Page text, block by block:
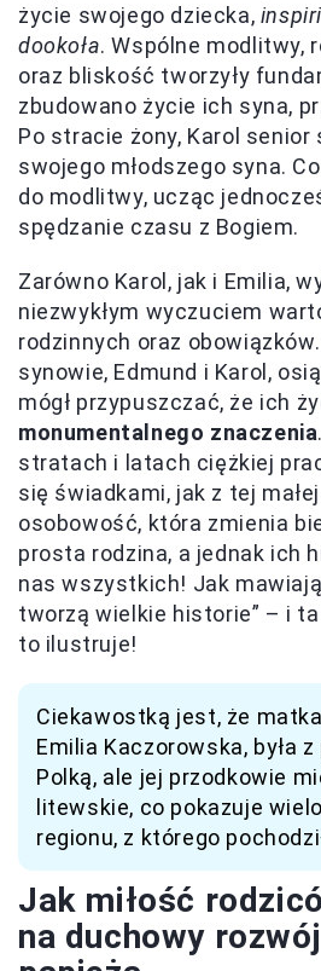
życie swojego dziecka,
dookoła. Wspólne modlitwy,
oraz bliskość tworzyły
zbudowano życie ich syna,
Po stracie żony, Karol senior
swojego młodszego syna.
do modlitwy, ucząc
spędzanie czasu z Bogiem.
Zarówno Karol, jak i Emilia,
niezwykłym wyczuciem
rodzinnych oraz
synowie, Edmund i Karol,
mógł przypuszczać, że ich
monumentalnego znaczenia
stratach i latach ciężkiej
się świadkami, jak z tej
osobowość, która zmienia
prosta rodzina, a jednak ich
nas wszystkich! Jak
tworzą wielkie historie” – i
to ilustruje!
Ciekawostką jest, że
Emilia Kaczorowska, była
Polką, ale jej przodkowie
litewskie, co pokazuje
regionu, z którego
Jak miłość
na duchowy